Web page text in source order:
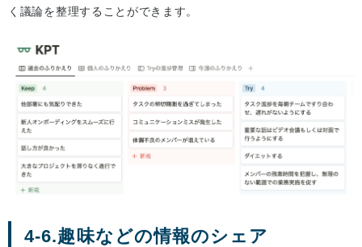
く議論を整理することができます。
4-6.趣味などの情報のシェア